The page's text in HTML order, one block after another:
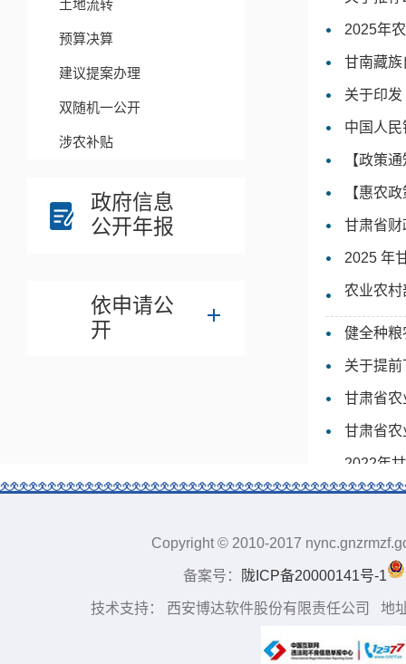
土地流转
预算决算
建议提案办理
双随机一公开
涉农补贴
政府信息
公开年报
依申请公
开
2025年
甘南藏族
关于印
中国人
【政策
【惠农
甘肃省财
2025 年
农业农
健全种粮
关于提
甘肃省
甘肃省
2022年
Copyright © 2010-2017
备案号： 陇ICP备20000141号-1
技术支持： 西安博达软件股份有限责任公司 地